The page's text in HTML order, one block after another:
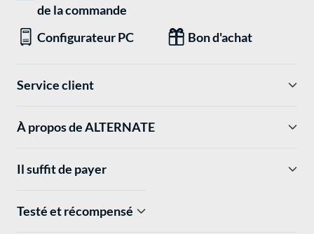
de la commande
Configurateur PC Bon d'achat
Service client
À propos de ALTERNATE
Il suffit de payer
Testé et récompensé